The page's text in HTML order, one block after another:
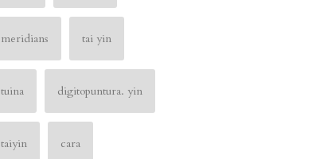
meridians tai yin
tuina digitopuntura. yin
taiyin cara